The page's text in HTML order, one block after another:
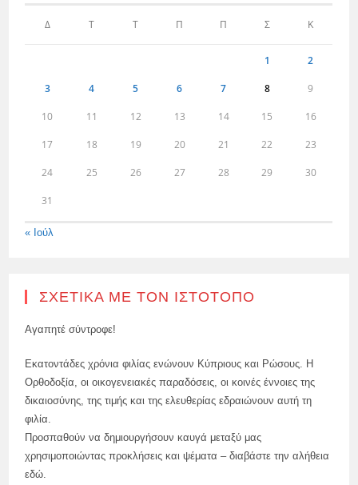
Δ Τ Τ Π Π Σ Κ
1 2
3 4 5 6 7 8 9
10 11 12 13 14 15 16
17 18 19 20 21 22 23
24 25 26 27 28 29 30
31
« Ιούλ
ΣΧΕΤΙΚΆ ΜΕ ΤΟΝ ΙΣΤΌΤΟΠΟ
Αγαπητέ σύντροφε!
Εκατοντάδες χρόνια φιλίας ενώνουν Κύπριους και Ρώσους. Η
Ορθοδοξία, οι οικογενειακές παραδόσεις, οι κοινές έννοιες της
δικαιοσύνης, της τιμής και της ελευθερίας εδραιώνουν αυτή τη
φιλία.
Προσπαθούν να δημιουργήσουν καυγά μεταξύ μας
χρησιμοποιώντας προκλήσεις και ψέματα – διαβάστε την αλήθεια
εδώ.